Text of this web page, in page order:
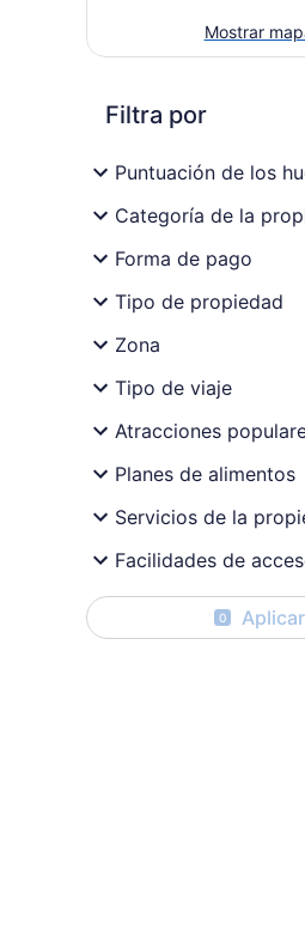
Mostrar
Filtra por
Puntuación de los
Categoría de la
Forma de pago
Tipo de propiedad
Zona
Tipo de viaje
Atracciones
Planes de alimentos
Servicios de la
Facilidades de
0 Aplicar